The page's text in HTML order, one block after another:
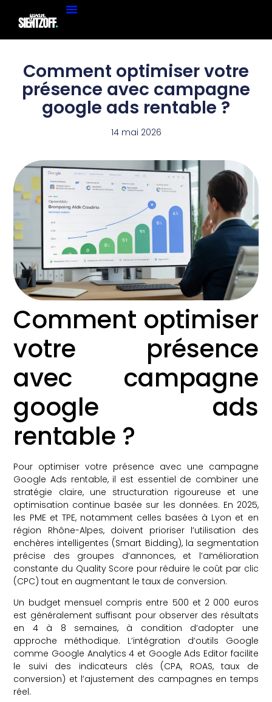
Comment optimiser votre
présence avec campagne
google ads rentable ?
14 mai 2026
Comment optimiser
votre présence
avec campagne
google ads
rentable ?
Pour optimiser votre présence avec une campagne
Google Ads rentable, il est essentiel de combiner une
stratégie claire, une structuration rigoureuse et une
optimisation continue basée sur les données. En 2025,
les PME et TPE, notamment celles basées à Lyon et en
région Rhône-Alpes, doivent prioriser l’utilisation des
enchères intelligentes (Smart Bidding), la segmentation
précise des groupes d’annonces, et l’amélioration
constante du Quality Score pour réduire le coût par clic
(CPC) tout en augmentant le taux de conversion.
Un budget mensuel compris entre 500 et 2 000 euros
est généralement suffisant pour observer des résultats
en 4 à 8 semaines, à condition d’adopter une
approche méthodique. L’intégration d’outils Google
comme Google Analytics 4 et Google Ads Editor facilite
le suivi des indicateurs clés (CPA, ROAS, taux de
conversion) et l’ajustement des campagnes en temps
réel.